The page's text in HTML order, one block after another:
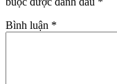
Bình luận *